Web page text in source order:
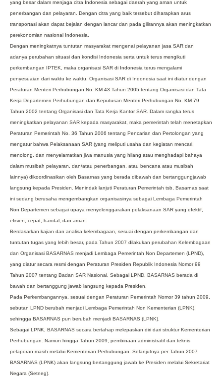
yang besar dalam menjaga citra Indonesia sebagai daerah yang aman untuk
penerbangan dan pelayaran. Dengan citra yang baik tersebut diharapkan arus
transportasi akan dapat bejalan dengan lancar dan pada gilirannya akan meningkatkan
perekonomian nasional Indonesia.
Dengan meningkatnya tuntutan masyarakat mengenai pelayanan jasa SAR dan
adanya perubahan situasi dan kondisi Indonesia serta untuk terus mengikuti
perkembangan IPTEK, maka organisasi SAR di Indonesia terus mengalami
penyesuaian dari waktu ke waktu. Organisasi SAR di Indonesia saat ini diatur dengan
Peraturan Menteri Perhubungan No. KM 43 Tahun 2005 tentang Organisasi dan Tata
Kerja Departemen Perhubungan dan Keputusan Menteri Perhubungan No. KM 79
Tahun 2002 tentang Organisasi dan Tata Kerja Kantor SAR. Dalam rangka terus
meningkatkan pelayanan SAR kepada masyarakat, maka pemerintah telah menetapkan
Peraturan Pemerintah No. 36 Tahun 2006 tentang Pencarian dan Pertolongan yang
mengatur bahwa Pelaksanaan SAR (yang meliputi usaha dan kegiatan mencari,
menolong, dan menyelamatkan jiwa manusia yang hilang atau menghadapi bahaya
dalam musibah pelayaran, dan/atau penerbangan, atau bencana atau musibah
lainnya) dikoordinasikan oleh Basarnas yang berada dibawah dan bertanggungjawab
langsung kepada Presiden. Menindak lanjuti Peraturan Pemerintah tsb, Basarnas saat
ini sedang berusaha mengembangkan organisasinya sebagai Lembaga Pemerintah
Non Departemen sebagai upaya menyelenggarakan pelaksanaan SAR yang efektif,
efisien, cepat, handal, dan aman.
Berdasarkan kajian dan analisa kelembagaan, sesuai dengan perkembangan dan
tuntutan tugas yang lebih besar, pada Tahun 2007 dilakukan perubahan Kelembagaan
dan Organisasi BASARNAS menjadi Lembaga Pemerintah Non Departemen (LPND),
yang diatur secara resmi dengan Peraturan Presiden Republik Indonesia Nomor 99
Tahun 2007 tentang Badan SAR Nasional. Sebagai LPND, BASARNAS berada di
bawah dan bertanggung jawab langsung kepada Presiden.
Pada Perkembangannya, sesuai dengan Peraturan Pemerintah Nomor 39 tahun 2009,
sebutan LPND berubah menjadi Lembaga Pemerintah Non Kementerian (LPNK),
sehingga BASARNAS pun berubah menjadi BASARNAS (LPNK).
Sebagai LPNK, BASARNAS secara bertahap melepaskan diri dari struktur Kementerian
Perhubungan. Namun hingga Tahun 2009, pembinaan administratif dan teknis
pelaporan masih melalui Kementerian Perhubungan. Selanjutnya per Tahun 2007
BASARNAS (LPNK) akan langsung bertanggung jawab ke Presiden melalui Sekretariat
Negara (Setneg).